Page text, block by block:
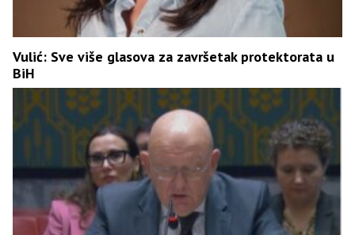
Vulić: Sve više glasova za završetak protektorata u
BiH